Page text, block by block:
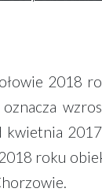
2018
roku